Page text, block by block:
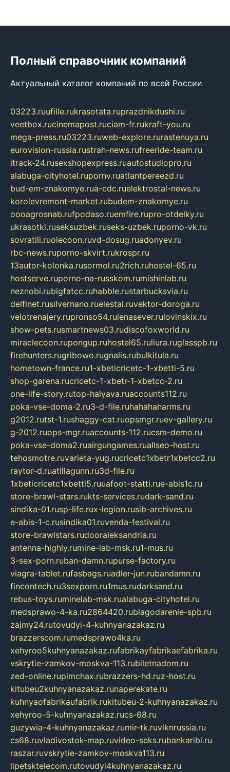
Полный справочник компаний
Актуальный каталог компаний по всей России
03223.ruufille.rukrasotata.ruprazdnikdushi.ru
veetbox.rucinemapost.ruciam-fr.rukraft-you.ru
mega-press.ru03223.ruweb-explore.rurastenuya.ru
eurovision-russia.rustrah-news.rufreeride-team.ru
itrack-24.rusexshopexpress.ruautostudiopro.ru
alabuga-cityhotel.rupornv.ruatlantpereezd.ru
bud-em-znakomye.rua-cdc.ruelektrostal-news.ru
korolevremont-market.rubudem-znakomye.ru
oooagrosnab.rufpodaso.ruemfire.rupro-otdelky.ru
ukrasotki.ruseksuzbek.ruseks-uzbek.ruporno-vk.ru
sovratili.ruolecoon.ruvd-dosug.ruadonyev.ru
rbc-news.ruporno-skvirt.rukrospr.ru
13autor-kolonka.rusormol.ru2rich.ruhostel-65.ru
hostserve.ruporno-na-russkom.rumishinlab.ru
neznobi.rubigfatcc.ruhabble.rustarbucksvia.ru
delfinet.rusilvernano.ruelestal.ruvektor-doroga.ru
velotrenajery.rupronso54.rulenasever.rulovinskix.ru
show-pets.rusmartnews03.rudiscofoxworld.ru
miraclecoon.rupongup.ruhostel65.ruliura.ruglasspb.ru
firehunters.rugribowo.rugnalis.rubulkitula.ru
hometown-france.ru1-xbeticricetc-1-xbetti-5.ru
shop-garena.rucricetc-1-xbetr-1-xbetcc-2.ru
one-life-story.rutop-halyava.ruaccounts112.ru
poka-vse-doma-2.ru3-d-file.ruhahahaharms.ru
g2012.rutst-1.rushaggy-cat.ruopsmgr.ruev-gallery.ru
g-2012.ruops-mgr.ruaccounts-112.rucsm-demo.ru
poka-vse-doma2.ruairgungames.ruallseo-host.ru
tehosmotre.ruvarieta-yug.rucricetc1xbetr1xbetcc2.ru
raytor-d.ruatillagunn.ru3d-file.ru
1xbeticricetc1xbetti5.ruuafoot-statti.rue-abis1c.ru
store-brawl-stars.rukts-services.rudark-sand.ru
sindika-01.rusp-life.rux-legion.rusib-archives.ru
e-abis-1-c.rusindika01.ruvenda-festival.ru
store-brawlstars.rudooraleksandria.ru
antenna-highly.rumine-lab-msk.ru1-mus.ru
3-sex-porn.ruban-damn.rupurse-factory.ru
viagra-tablet.rufasbags.ruadler-jun.rubandamn.ru
fincontech.ru3sexporn.ru1mus.rudarksand.ru
rebus-toys.ruminelab-msk.rualabuga-cityhotel.ru
medsprawo-4-ka.ru2864420.rublagodarenie-spb.ru
zajmy24.rutovudyi-4-kuhnyanazakaz.ru
brazzerscom.rumedsprawo4ka.ru
xehyroo5kuhnyanazakaz.rufabrikayfabrikaefabrika.ru
vskrytie-zamkov-moskva-113.rubiletnadom.ru
zed-online.rupimchax.rubrazzers-hd.ruz-host.ru
kitubeu2kuhnyanazakaz.runaperekate.ru
kuhnyaofabrikaufabrik.rukitubeu-2-kuhnyanazakaz.ru
xehyroo-5-kuhnyanazakaz.rucs-68.ru
guzywia-4-kuhnyanazakaz.rumir-tk.ruvlknrussia.ru
cs68.ruvladivostok-map.ruvideo-seks.rubankaribi.ru
raszar.ruvskrytie-zamkov-moskva113.ru
lipetsktelecom.rutovudyi4kuhnyanazakaz.ru